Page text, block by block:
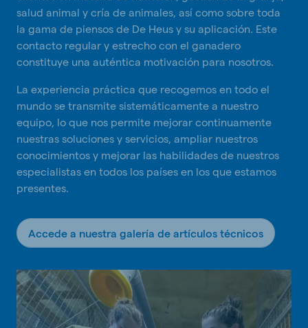
salud animal y cría de animales, así como sobre toda
la gama de piensos de De Heus y su aplicación. Este
contacto regular y estrecho con el ganadero
constituye una auténtica motivación para nosotros.
La experiencia práctica que recogemos en todo el
mundo se transmite sistemáticamente a nuestro
equipo, lo que nos permite mejorar continuamente
nuestras soluciones y servicios, ampliar nuestros
conocimientos y mejorar las habilidades de nuestros
especialistas en todos los países en los que estamos
presentes.
Accede a nuestra galería de artículos técnicos